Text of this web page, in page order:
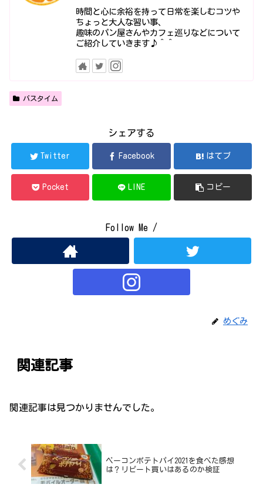
時間と心に余裕を持って日常を楽しむコツや
ちょっと大人な習い事、
趣味のパン屋さんやカフェ巡りなどについて
ご紹介していきます♪＾＾
バスタイム
シェアする
Twitter Facebook はてブ
Pocket LINE コピー
Follow Me /
めぐみ
関連記事
関連記事は見つかりませんでした。
ベーコンポテトパイ2021を食べた感想
は？リピート買いはあるのか検証